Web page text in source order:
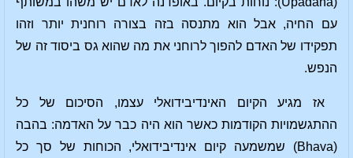
עם החיה, אבל הוא מתנסה בזה בצורה רוחנית יותר וזהו
תפקידו של האדם להפוך לרוחני את מה שהוא גס ביסוד זה של
הנפש.
אז מגיע הקיום האינדיבידואלי עצמו, הסיכום של כל
ההתגשמויות הקודמות כאשר הוא היה כבר על האדמה: בהבה
(Bhava) שמשמעה קיום אינדיבידואלי, הכוחות של סך כל